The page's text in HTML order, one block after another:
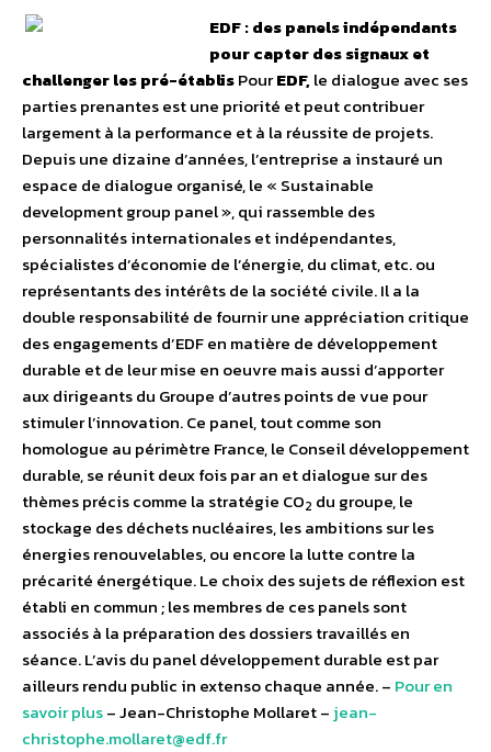
EDF : des panels indépendants
pour capter des signaux et
challenger les pré-établisPourEDF,le dialogue avec ses
parties prenantes est une priorité et peut contribuer
largement à la performance et à la réussite de projets.
Depuis une dizaine d’années, l’entreprise a instauré un
espace de dialogue organisé, le « Sustainable
development group panel », qui rassemble des
personnalités internationales et indépendantes,
spécialistes d’économie de l’énergie, du climat, etc. ou
représentants des intérêts de la société civile. Il a la
double responsabilité de fournir une appréciation critique
des engagements d’EDF en matière de développement
durable et de leur mise en oeuvre mais aussi d’apporter
aux dirigeants du Groupe d’autres points de vue pour
stimuler l’innovation. Ce panel, tout comme son
homologue au périmètre France, le Conseil développement
durable, se réunit deux fois par an et dialogue sur des
thèmes précis comme la stratégie CO2 du groupe, le
stockage des déchets nucléaires, les ambitions sur les
énergies renouvelables, ou encore la lutte contre la
précarité énergétique. Le choix des sujets de réflexion est
établi en commun ; les membres de ces panels sont
associés à la préparation des dossiers travaillés en
séance. L’avis du panel développement durable est par
ailleurs rendu public in extenso chaque année. – Pour en
savoir plus– Jean-Christophe Mollaret – jean-
christophe.mollaret@edf.fr